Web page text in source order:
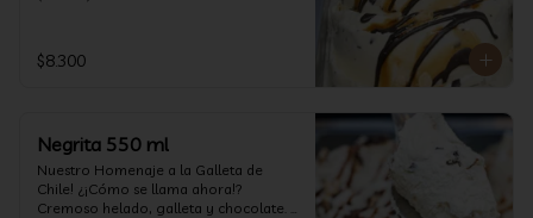
$8.300
Negrita 550 ml
Nuestro Homenaje a la Galleta de
Chile! ¿¡Cómo se llama ahora!?
Cremoso helado, galleta y chocolate.